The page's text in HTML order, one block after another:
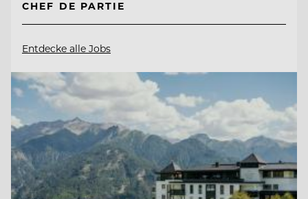
CHEF DE PARTIE
Entdecke alle Jobs